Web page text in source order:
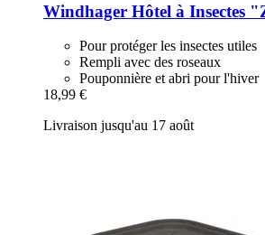
Windhager Hôtel à Insectes
Pour protéger les insectes utiles
Rempli avec des roseaux
Pouponnière et abri pour l'hiver
18,99 €
Livraison jusqu'au 17 août